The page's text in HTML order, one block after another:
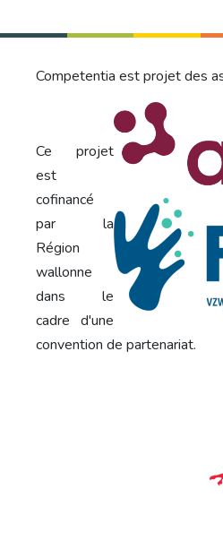
Competentia est projet des
Ce projet
est
cofinancé
par la
Région
wallonne
dans le
cadre d'une
convention de partenariat.